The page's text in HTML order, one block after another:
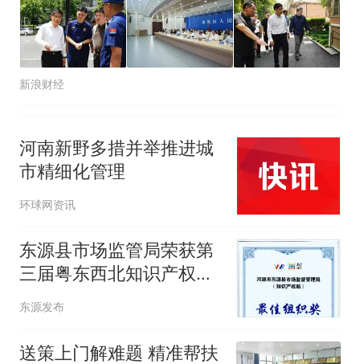
新浪财经
河南新野多措并举推进城
市精细化管理
环球网资讯
东源县市场监管局荣获第
三届粤东西北知识产权创
新运用大赛“最佳组织奖”
东源发布
送策上门解难题 精准帮扶